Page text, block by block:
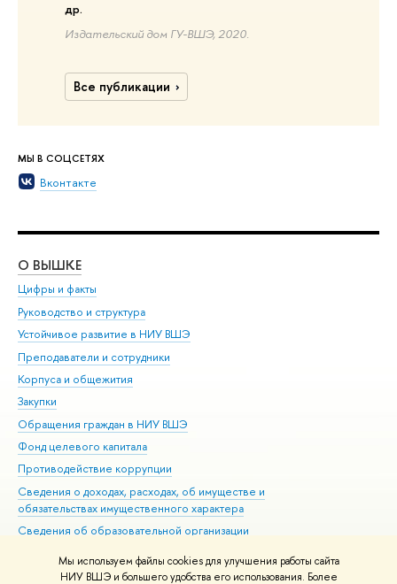
Мы используем файлы cookies для улучшения работы сайта
НИУ ВШЭ и большего удобства его использования. Более
др.
Издательский дом ГУ-ВШЭ, 2020.
Все публикации
МЫ В СОЦСЕТЯХ
Вконтакте
О ВЫШКЕ
Цифры и факты
Руководство и структура
Устойчивое развитие в НИУ ВШЭ
Преподаватели и сотрудники
Корпуса и общежития
Закупки
Обращения граждан в НИУ ВШЭ
Фонд целевого капитала
Противодействие коррупции
Сведения о доходах, расходах, об имуществе и
обязательствах имущественного характера
Сведения об образовательной организации
Людям с ограниченными возможностями здоровья
Единая платежная страница